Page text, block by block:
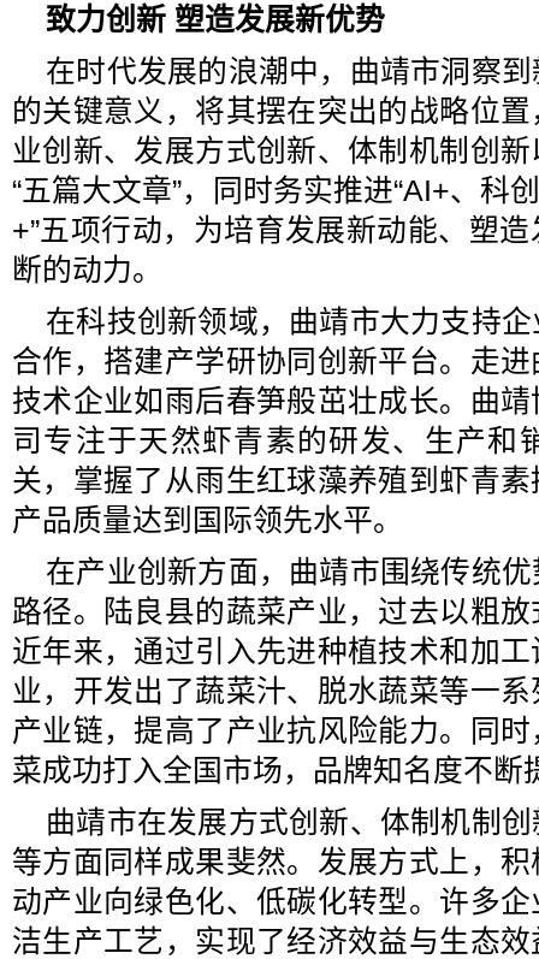
致力创新 塑造发展新优势
在时代发展的浪潮中，曲靖市洞察
的关键意义，将其摆在突出的战略位
业创新、发展方式创新、体制机制创
“五篇大文章”，同时务实推进“AI+、科
+”五项行动，为培育发展新动能、塑
断的动力。
在科技创新领域，曲靖市大力支持
合作，搭建产学研协同创新平台。走
技术企业如雨后春笋般茁壮成长。曲
司专注于天然虾青素的研发、生产和
关，掌握了从雨生红球藻养殖到虾青
产品质量达到国际领先水平。
在产业创新方面，曲靖市围绕传统
路径。陆良县的蔬菜产业，过去以粗
近年来，通过引入先进种植技术和加
业，开发出了蔬菜汁、脱水蔬菜等一
产业链，提高了产业抗风险能力。同
菜成功打入全国市场，品牌知名度不断
曲靖市在发展方式创新、体制机制
等方面同样成果斐然。发展方式上，
动产业向绿色化、低碳化转型。许多
洁生产工艺，实现了经济效益与生态